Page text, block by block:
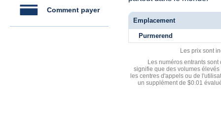
Comment payer
Emplacement
Purmerend
Les prix sont
Les numéros entrants
signifie que des volumes
les centres d'appels ou de
un supplément de $0.01